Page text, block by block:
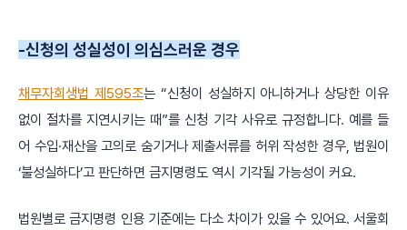
-신청의 성실성이 의심스러운 경우
채무자회생법 제595조는 “신청이 성실하지 아니하거나 상당한 이유
없이 절차를 지연시키는 때”를 신청 기각 사유로 규정합니다. 예를 들
어 수입·재산을 고의로 숨기거나 제출서류를 허위 작성한 경우, 법원이
‘불성실하다’고 판단하면 금지명령도 역시 기각될 가능성이 커요.
법원별로 금지명령 인용 기준에는 다소 차이가 있을 수 있어요. 서울회